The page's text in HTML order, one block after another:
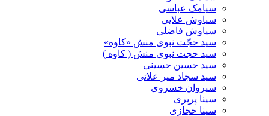
سیامک عباسی
سیاوش علایی
سیاوش فاضلی
سید حجّت نبوی منش «کاوه»
سید حجت نبوی منش ( کاوه )
سید حسین حسینى
سید سجاد میر علائی
سیروان خسروی
سینا پرپری
سینا حجازی